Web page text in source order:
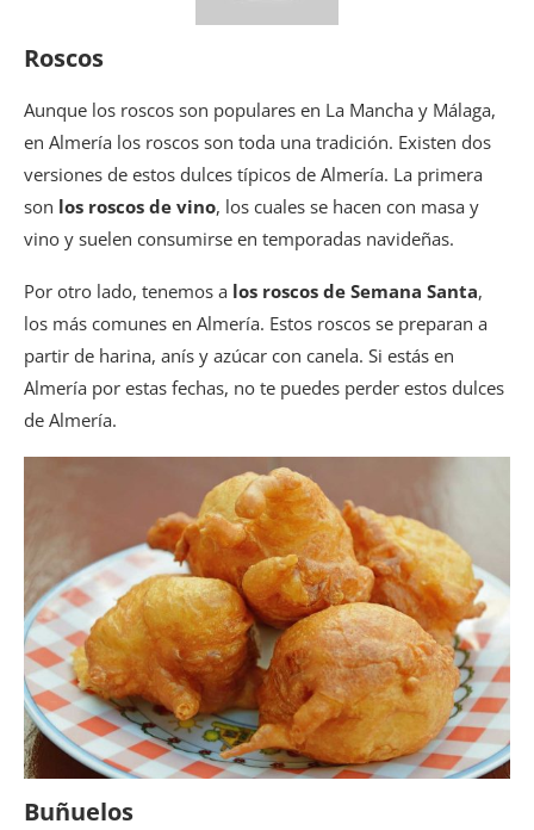
Roscos
Aunque los roscos son populares en La Mancha y Málaga,
en Almería los roscos son toda una tradición. Existen dos
versiones de estos dulces típicos de Almería. La primera
son los roscos de vino, los cuales se hacen con masa y
vino y suelen consumirse en temporadas navideñas.
Por otro lado, tenemos a los roscos de Semana Santa,
los más comunes en Almería. Estos roscos se preparan a
partir de harina, anís y azúcar con canela. Si estás en
Almería por estas fechas, no te puedes perder estos dulces
de Almería.
Buñuelos